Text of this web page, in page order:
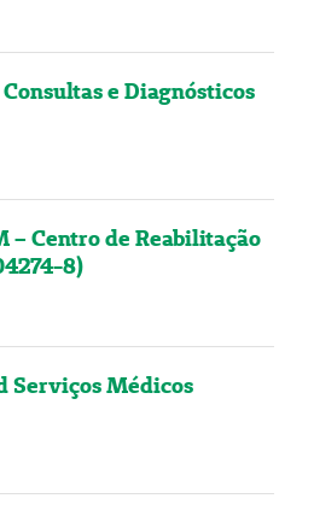
e Diagnósticos
– Centro de Reabilitação
8)
Serviços Médicos